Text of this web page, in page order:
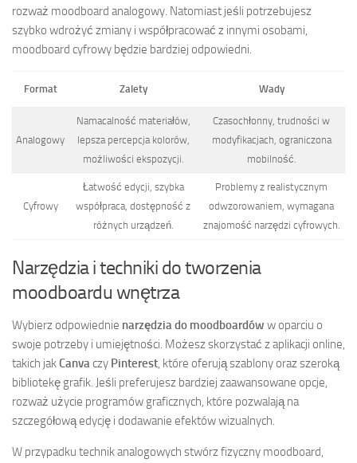
rozważ moodboard analogowy. Natomiast jeśli potrzebujesz
szybko wdrożyć zmiany i współpracować z innymi osobami,
moodboard cyfrowy będzie bardziej odpowiedni.
Format Zalety Wady
Analogowy
Namacalność materiałów,
lepsza percepcja kolorów,
możliwości ekspozycji.
Czasochłonny, trudności w
modyfikacjach, ograniczona
mobilność.
Cyfrowy
Łatwość edycji, szybka
współpraca, dostępność z
różnych urządzeń.
Problemy z realistycznym
odwzorowaniem, wymagana
znajomość narzędzi cyfrowych.
Narzędzia i techniki do tworzenia
moodboardu wnętrza
Wybierz odpowiednie narzędzia do moodboardów w oparciu o
swoje potrzeby i umiejętności. Możesz skorzystać z aplikacji online,
takich jakCanvaczy Pinterest, które oferują szablony oraz szeroką
bibliotekę grafik. Jeśli preferujesz bardziej zaawansowane opcje,
rozważ użycie programów graficznych, które pozwalają na
szczegółową edycję i dodawanie efektów wizualnych.
W przypadku technik analogowych stwórz fizyczny moodboard,